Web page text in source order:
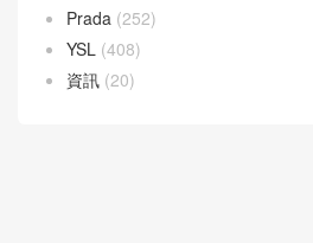
Prada (252)
YSL (408)
資訊 (20)